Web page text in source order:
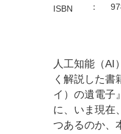
ISBN ：
人工知能（AI
く解説した書
イ）の遺電子
に、いま現在
つあるのか、